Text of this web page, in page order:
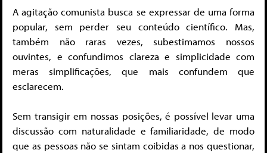
A agitação comunista busca se expressar de uma forma
popular, sem perder seu conteúdo científico. Mas,
também não raras vezes, subestimamos nossos
ouvintes, e confundimos clareza e simplicidade com
meras simplificações, que mais confundem que
esclarecem.
Sem transigir em nossas posições, é possível levar uma
discussão com naturalidade e familiaridade, de modo
que as pessoas não se sintam coibidas a nos questionar,